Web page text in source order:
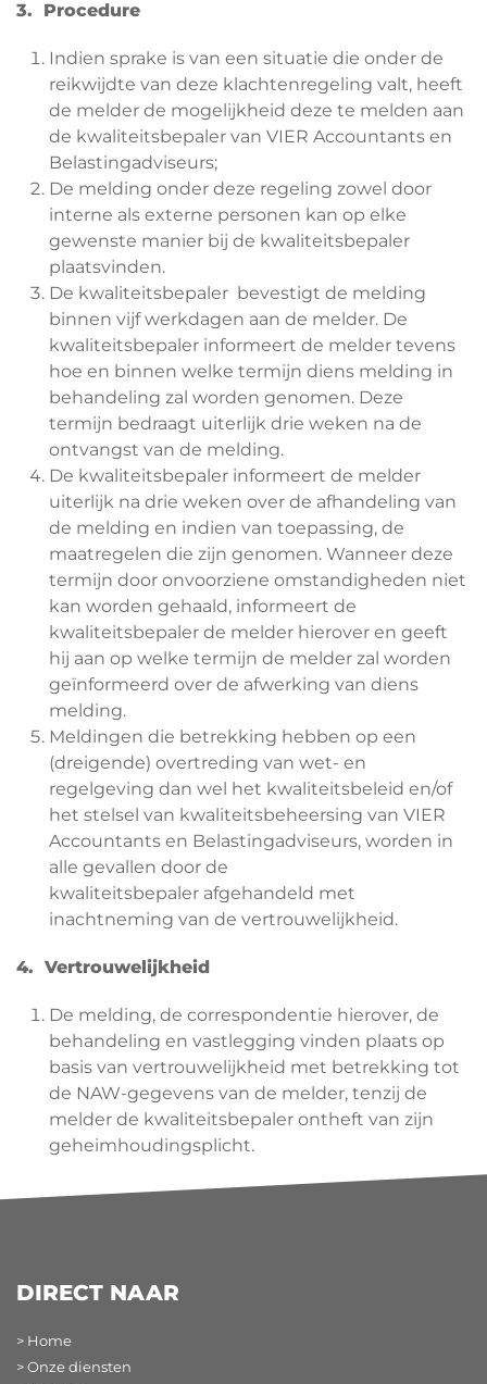
3. Procedure
Indien sprake is van een situatie die onder de
reikwijdte van deze klachtenregeling valt, heeft
de melder de mogelijkheid deze te melden aan
de kwaliteitsbepaler van VIER Accountants en
Belastingadviseurs;
De melding onder deze regeling zowel door
interne als externe personen kan op elke
gewenste manier bij de kwaliteitsbepaler
plaatsvinden.
De kwaliteitsbepaler bevestigt de melding
binnen vijf werkdagen aan de melder. De
kwaliteitsbepaler informeert de melder tevens
hoe en binnen welke termijn diens melding in
behandeling zal worden genomen. Deze
termijn bedraagt uiterlijk drie weken na de
ontvangst van de melding.
De kwaliteitsbepaler informeert de melder
uiterlijk na drie weken over de afhandeling van
de melding en indien van toepassing, de
maatregelen die zijn genomen. Wanneer deze
termijn door onvoorziene omstandigheden niet
kan worden gehaald, informeert de
kwaliteitsbepaler de melder hierover en geeft
hij aan op welke termijn de melder zal worden
geïnformeerd over de afwerking van diens
melding.
Meldingen die betrekking hebben op een
(dreigende) overtreding van wet- en
regelgeving dan wel het kwaliteitsbeleid en/of
het stelsel van kwaliteitsbeheersing van VIER
Accountants en Belastingadviseurs, worden in
alle gevallen door de
kwaliteitsbepaler afgehandeld met
inachtneming van de vertrouwelijkheid.
4. Vertrouwelijkheid
De melding, de correspondentie hierover, de
behandeling en vastlegging vinden plaats op
basis van vertrouwelijkheid met betrekking tot
de NAW-gegevens van de melder, tenzij de
melder de kwaliteitsbepaler ontheft van zijn
geheimhoudingsplicht.
DIRECT NAAR
> Home
> Onze diensten